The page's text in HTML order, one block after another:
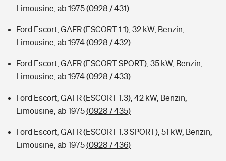
Limousine, ab 1975(0928 / 431)
Ford Escort, GAFR (ESCORT 1.1), 32 kW, Benzin,
Limousine, ab 1974(0928 / 432)
Ford Escort, GAFR (ESCORT SPORT), 35 kW, Benzin,
Limousine, ab 1974(0928 / 433)
Ford Escort, GAFR (ESCORT 1.3), 42 kW, Benzin,
Limousine, ab 1975(0928 / 435)
Ford Escort, GAFR (ESCORT 1.3 SPORT), 51 kW, Benzin,
Limousine, ab 1975(0928 / 436)